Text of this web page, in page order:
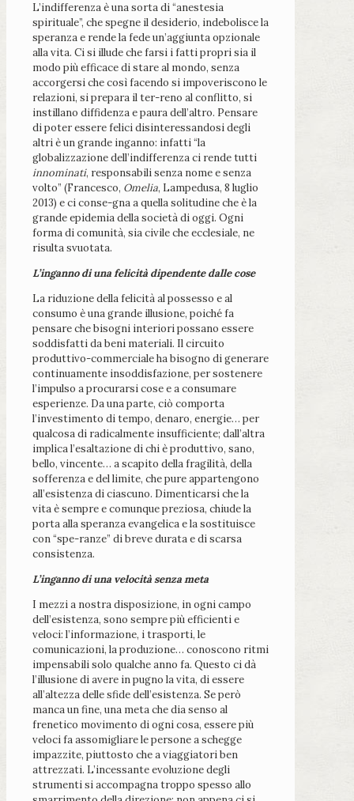
L’indifferenza è una sorta di “anestesia
spirituale”, che spegne il desiderio, indebolisce la
speranza e rende la fede un’aggiunta opzionale
alla vita. Ci si illude che farsi i fatti propri sia il
modo più efficace di stare al mondo, senza
accorgersi che così facendo si impoveriscono le
relazioni, si prepara il ter-reno al conflitto, si
instillano diffidenza e paura dell’altro. Pensare
di poter essere felici disinteressandosi degli
altri è un grande inganno: infatti “la
globalizzazione dell’indifferenza ci rende tutti
innominati, responsabili senza nome e senza
volto” (Francesco, Omelia, Lampedusa, 8 luglio
2013) e ci conse-gna a quella solitudine che è la
grande epidemia della società di oggi. Ogni
forma di comunità, sia civile che ecclesiale, ne
risulta svuotata.
L’inganno di una felicità dipendente dalle cose
La riduzione della felicità al possesso e al
consumo è una grande illusione, poiché fa
pensare che bisogni interiori possano essere
soddisfatti da beni materiali. Il circuito
produttivo-commerciale ha bisogno di generare
continuamente insoddisfazione, per sostenere
l’impulso a procurarsi cose e a consumare
esperienze. Da una parte, ciò comporta
l’investimento di tempo, denaro, energie… per
qualcosa di radicalmente insufficiente; dall’altra
implica l’esaltazione di chi è produttivo, sano,
bello, vincente… a scapito della fragilità, della
sofferenza e del limite, che pure appartengono
all’esistenza di ciascuno. Dimenticarsi che la
vita è sempre e comunque preziosa, chiude la
porta alla speranza evangelica e la sostituisce
con “spe-ranze” di breve durata e di scarsa
consistenza.
L’inganno di una velocità senza meta
I mezzi a nostra disposizione, in ogni campo
dell’esistenza, sono sempre più efficienti e
veloci: l’informazione, i trasporti, le
comunicazioni, la produzione… conoscono ritmi
impensabili solo qualche anno fa. Questo ci dà
l’illusione di avere in pugno la vita, di essere
all’altezza delle sfide dell’esistenza. Se però
manca un fine, una meta che dia senso al
frenetico movimento di ogni cosa, essere più
veloci fa assomigliare le persone a schegge
impazzite, piuttosto che a viaggiatori ben
attrezzati. L’incessante evoluzione degli
strumenti si accompagna troppo spesso allo